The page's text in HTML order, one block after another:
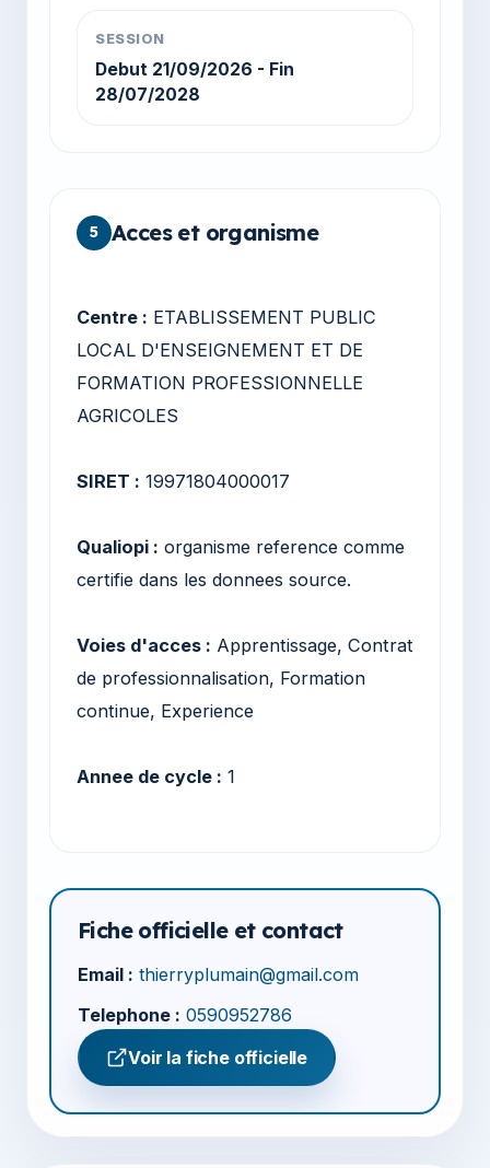
SESSION
Debut 21/09/2026 - Fin
28/07/2028
5 Acces et organisme
Centre : ETABLISSEMENT PUBLIC
LOCAL D'ENSEIGNEMENT ET DE
FORMATION PROFESSIONNELLE
AGRICOLES
SIRET : 19971804000017
Qualiopi : organisme reference comme
certifie dans les donnees source.
Voies d'acces : Apprentissage, Contrat
de professionnalisation, Formation
continue, Experience
Annee de cycle : 1
Fiche officielle et contact
Email : thierryplumain@gmail.com
Telephone : 0590952786
Voir la fiche officielle